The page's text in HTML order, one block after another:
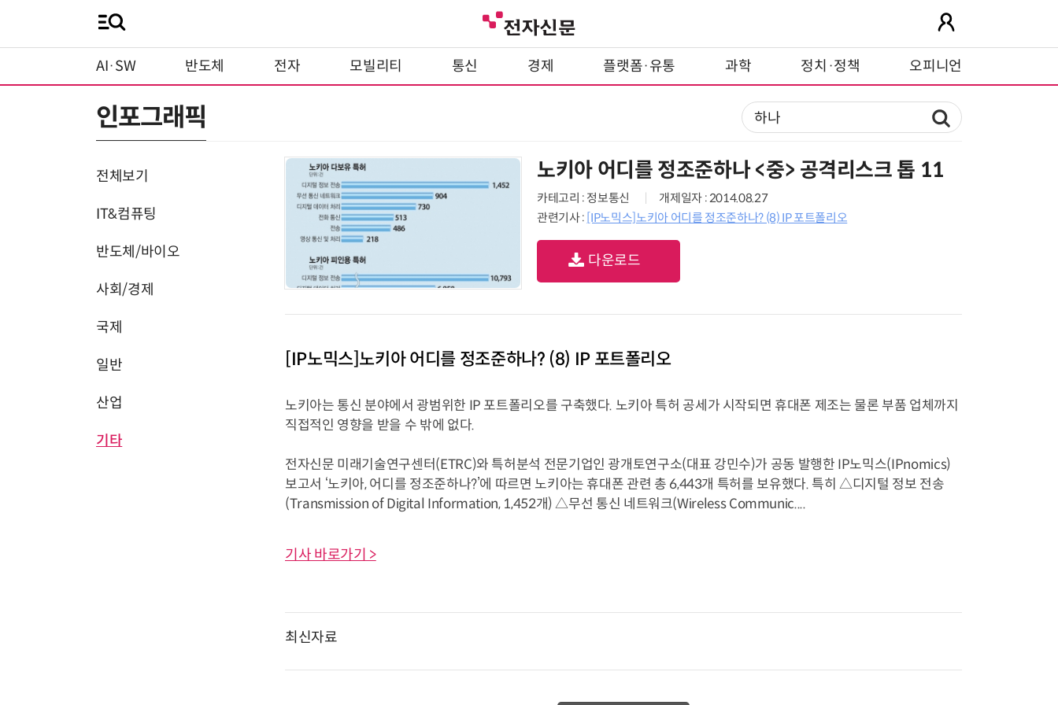
AI·SW 반도체 전자 모빌리티 통신 경제 플랫폼·유통 과학 정치·정책 오피니언
인포그래픽
전체보기
IT&컴퓨팅
반도체/바이오
사회/경제
국제
일반
산업
기타
노키아 어디를 정조준하나 <중> 공격리스크 톱 11
카테고리 : 정보통신
개제일자 : 2014.08.27
관련기사 : [IP노믹스]노키아 어디를 정조준하나? (8) IP 포트폴리오
다운로드
[IP노믹스]노키아 어디를 정조준하나? (8) IP 포트폴리오
노키아는 통신 분야에서 광범위한 IP 포트폴리오를 구축했다. 노키아 특허 공세가 시작되면 휴대폰 제조는 물론 부품 업체까지
직접적인 영향을 받을 수 밖에 없다.
전자신문 미래기술연구센터(ETRC)와 특허분석 전문기업인 광개토연구소(대표 강민수)가 공동 발행한 IP노믹스(IPnomics)
보고서 ‘노키아, 어디를 정조준하나?’에 따르면 노키아는 휴대폰 관련 총 6,443개 특허를 보유했다. 특히 △디지털 정보 전송
(Transmission of Digital Information, 1,452개) △무선 통신 네트워크(Wireless Communic....
기사 바로가기 >
최신자료